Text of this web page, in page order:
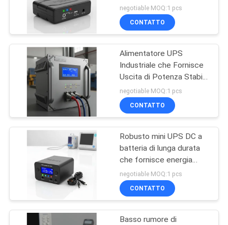
CHIEDI UN
PREVENTIVO
MAPPA
SITO
NORME
SULLA
PRIVACY
UPS ad alta
frequenza Online
UPS online
modulare
22
supporto a tensione
stabile per dispositivi di
telecomunicazione e di
negotiable MOQ:1 pcs
CONTATTO
Alimentatore UPS
Industriale che Fornisce
Uscita di Potenza Stabile
e Autotest Automatico
per il Funzionamento di
Apparecchiature
negotiable MOQ:1 pcs
CONTATTO
Robusto mini UPS DC a
batteria di lunga durata
che fornisce energia
stabile per attrezzature e
strumenti medici
negotiable MOQ:1 pcs
CONTATTO
Basso rumore di